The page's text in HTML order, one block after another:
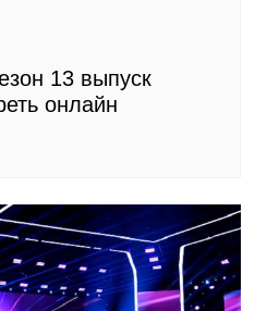
13 выпуск
онлайн